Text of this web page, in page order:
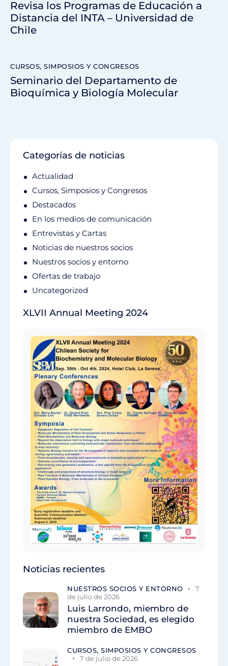
Revisa los Programas de Educación a
Distancia del INTA – Universidad de
Chile
CURSOS, SIMPOSIOS Y CONGRESOS
Seminario del Departamento de
Bioquímica y Biología Molecular
Categorías de noticias
Actualidad
Cursos, Simposios y Congresos
Destacados
En los medios de comunicación
Entrevistas y Cartas
Noticias de nuestros socios
Nuestros socios y entorno
Ofertas de trabajo
Uncategorized
XLVII Annual Meeting 2024
Noticias recientes
NUESTROS SOCIOS Y ENTORNO
7
de julio de 2026
Luis Larrondo, miembro de
nuestra Sociedad, es elegido
miembro de EMBO
CURSOS, SIMPOSIOS Y CONGRESOS
7 de julio de 2026